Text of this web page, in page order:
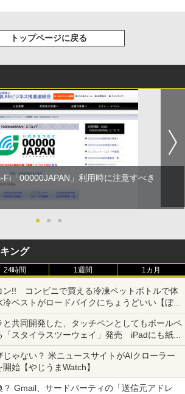
トップページに戻る
Fi「00000JAPAN」利用時に注意すべき
● ● ●
ング
24時間 1週間 1カ月
ン!! コンビニで買える冷凍ペットボトルで体
ベストがロードバイクにちょうどいい【ぼっ
その14】【空いた時間でなにしてる？】
と共同開発した、タッチペンとしてもボールペ
「スタイラスツーウェイ」発売 iPadにも紙に
書き込める
じゃない？ 米ニュースサイトがAIクローラー
始【やじうまWatch】
Gmail、サードパーティの「送信元アドレ